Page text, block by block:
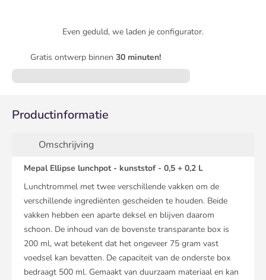
Even geduld, we laden je configurator.
Gratis ontwerp binnen 30 minuten!
Productinformatie
Omschrijving
Mepal Ellipse lunchpot - kunststof - 0,5 + 0,2 L
Lunchtrommel met twee verschillende vakken om de
verschillende ingrediënten gescheiden te houden. Beide
vakken hebben een aparte deksel en blijven daarom
schoon. De inhoud van de bovenste transparante box is
200 ml, wat betekent dat het ongeveer 75 gram vast
voedsel kan bevatten. De capaciteit van de onderste box
bedraagt 500 ml. Gemaakt van duurzaam materiaal en kan